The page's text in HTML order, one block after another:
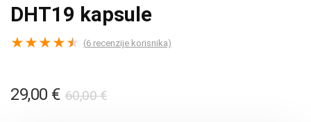
DHT19 kapsule
★★★★★ (6 recenzije korisnika)
60,00€Izvorna
29,00 €
Trenutna